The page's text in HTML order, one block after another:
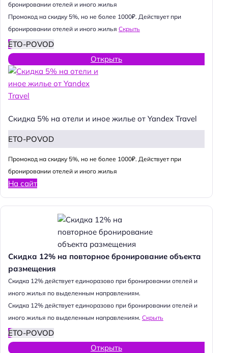
бронировании отелей и иного жилья
Промокод на скидку 5%, но не более 1000₽. Действует при
бронировании отелей и иного жилья Скрыть
ETO-POVOD
Открыть
Скидка 5% на отели и иное жилье от Yandex Travel
ETO-POVOD
Промокод на скидку 5%, но не более 1000₽. Действует при
бронировании отелей и иного жилья
На сайт
Скидка 12% на повторное бронирование объекта
размещения
Cкидка 12% действует единоразово при бронировании отелей и
иного жилья по выделенным направлениям.
Cкидка 12% действует единоразово при бронировании отелей и
иного жилья по выделенным направлениям. Скрыть
ETO-POVOD
Открыть